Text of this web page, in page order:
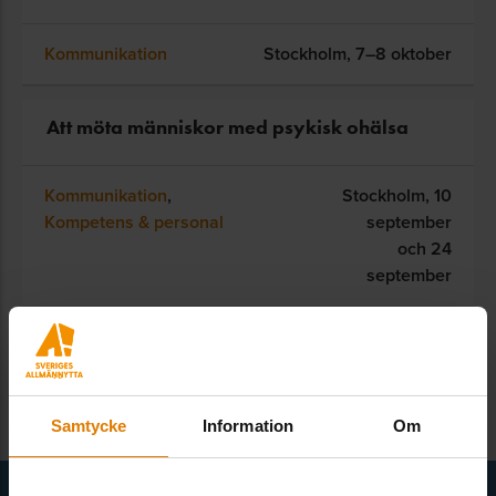
Samtycke Information Om
Kommunikation Stockholm, 7–8 oktober
Att möta människor med psykisk ohälsa
Kommunikation,
Kompetens & personal
Stockholm, 10
september
och 24
september